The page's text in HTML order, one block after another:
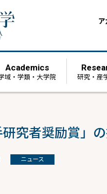
Academics
域・学類・大学院 研究・産
研究者奨励賞」
ニュース